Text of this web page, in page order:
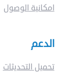
امكانية الوصول
الدعم
تحميل التحديثات